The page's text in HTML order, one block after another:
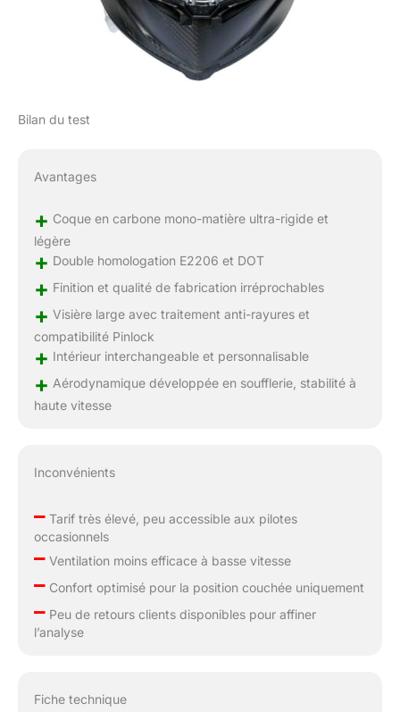
Bilan du test
Avantages
+ Coque en carbone mono-matière ultra-rigide et
légère
+ Double homologation E2206 et DOT
+ Finition et qualité de fabrication irréprochables
+ Visière large avec traitement anti-rayures et
compatibilité Pinlock
+ Intérieur interchangeable et personnalisable
+ Aérodynamique développée en soufflerie, stabilité à
haute vitesse
Inconvénients
–Tarif très élevé, peu accessible aux pilotes
occasionnels
–Ventilation moins efficace à basse vitesse
–Confort optimisé pour la position couchée uniquement
–Peu de retours clients disponibles pour affiner
l’analyse
Fiche technique